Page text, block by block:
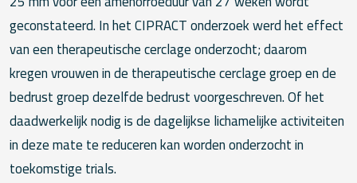
geconstateerd. In het CIPRACT onderzoek werd het effect
van een therapeutische cerclage onderzocht; daarom
kregen vrouwen in de therapeutische cerclage groep en de
bedrust groep dezelfde bedrust voorgeschreven. Of het
daadwerkelijk nodig is de dagelijkse lichamelijke activiteiten
in deze mate te reduceren kan worden onderzocht in
toekomstige trials.